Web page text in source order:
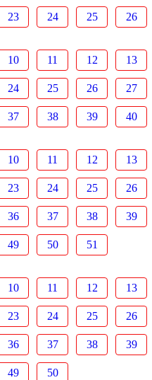
23 24 25 26
10 11 12 13
24 25 26 27
37 38 39 40
10 11 12 13
23 24 25 26
36 37 38 39
49 50 51
10 11 12 13
23 24 25 26
36 37 38 39
49 50